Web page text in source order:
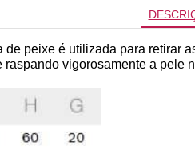
de peixe é utilizada para retirar
raspando vigorosamente a pele